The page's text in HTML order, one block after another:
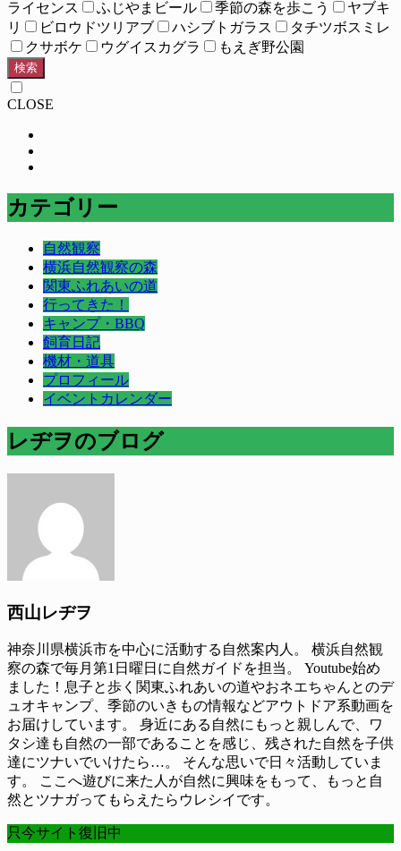
ライセンス
ふじやまビール 季節の森を歩こう
ヤブキ
リ
ビロウドツリアブ ハシブトガラス
タチツボスミレ
クサボケ
ウグイスカグラ もえぎ野公園
検索
CLOSE
カテゴリー
自然観察
横浜自然観察の森
関東ふれあいの道
行ってきた！
キャンプ・BBQ
飼育日記
機材・道具
プロフィール
イベントカレンダー
レヂヲのブログ
西山レヂヲ
神奈川県横浜市を中心に活動する自然案内人。 横浜自然観
察の森で毎月第1日曜日に自然ガイドを担当。 Youtube始め
ました！息子と歩く関東ふれあいの道やおネエちゃんとのデ
ュオキャンプ、季節のいきもの情報などアウトドア系動画を
お届けしています。 身近にある自然にもっと親しんで、ワ
タシ達も自然の一部であることを感じ、残された自然を子供
達にツナいでいけたら…。 そんな思いで日々活動していま
す。 ここへ遊びに来た人が自然に興味をもって、もっと自
然とツナガってもらえたらウレシイです。
只今サイト復旧中